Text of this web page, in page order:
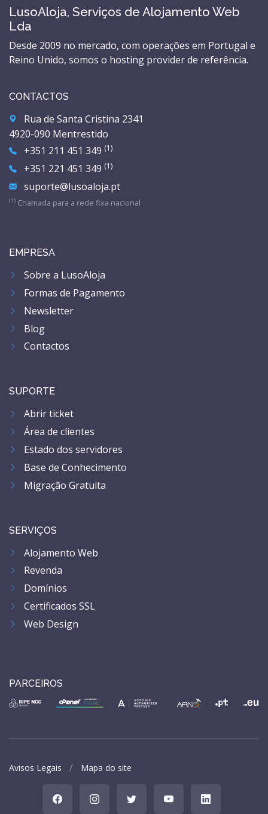
LusoAloja, Serviços de Alojamento Web
Lda
Desde 2009 no mercado, com operações em Portugal e
Reino Unido, somos o hosting provider de referência.
CONTACTOS
Rua de Santa Cristina 2341
4920-090 Mentrestido
+351 211 451 349 (1)
+351 221 451 349 (1)
suporte@lusoaloja.pt
(1) Chamada para a rede fixa nacional
EMPRESA
Sobre a LusoAloja
Formas de Pagamento
Newsletter
Blog
Contactos
SUPORTE
Abrir ticket
Área de clientes
Estado dos servidores
Base de Conhecimento
Migração Gratuita
SERVIÇOS
Alojamento Web
Revenda
Domínios
Certificados SSL
Web Design
PARCEIROS
Avisos Legais Mapa do site